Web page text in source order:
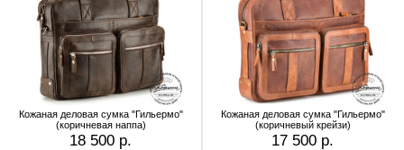
Кожаная деловая сумка "Гильермо"
(коричневая наппа)
18 500 р.
Кожаная деловая сумка "Гильермо"
(коричневый крейзи)
17 500 р.